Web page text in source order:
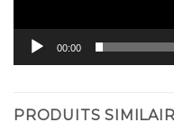
00:00
PRODUITS